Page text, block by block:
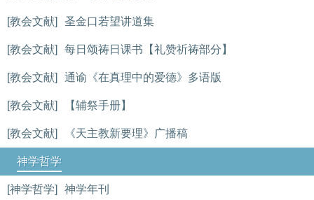
[教会文献] 圣金口若望讲道集
[教会文献] 每日颂祷日课书【礼赞祈祷部分】
[教会文献] 通谕《在真理中的爱德》多语版
[教会文献] 【辅祭手册】
[教会文献] 《天主教新要理》广播稿
神学哲学
[神学哲学] 神学年刊